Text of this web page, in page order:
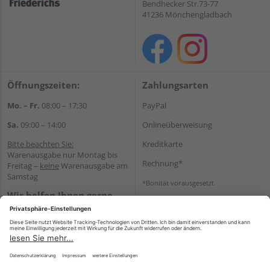
Bendhecker Str.73-77
41236 Mönchengladbach
Öffnungszeiten:
Mo. – Fr. 08:00 – 17:30
Sa. 09:00 – 14:00
Bitte beachten Sie:
Warenausgabe nur Montag bis
Freitag – keineWarenausgabe am
Samstag
Wir helfen Ihnen gerne
weiter
Tel.:+49 2166 9199137
E-Mail:holzland-
shop@friederichs-gmbh.de
Zahlungsarten
PayPal
Onlineüberweisung
Kreditkarte
Rechnung*
*Bonität vorausgesetzt